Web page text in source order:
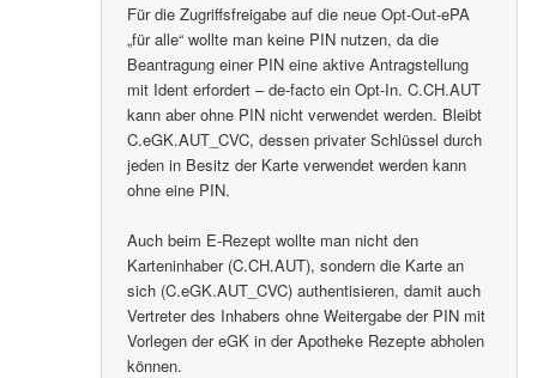
Für die Zugriffsfreigabe auf die neue Opt-Out-ePA
„für alle“ wollte man keine PIN nutzen, da die
Beantragung einer PIN eine aktive Antragstellung
mit Ident erfordert – de-facto ein Opt-In. C.CH.AUT
kann aber ohne PIN nicht verwendet werden. Bleibt
C.eGK.AUT_CVC, dessen privater Schlüssel durch
jeden in Besitz der Karte verwendet werden kann
ohne eine PIN.
Auch beim E-Rezept wollte man nicht den
Karteninhaber (C.CH.AUT), sondern die Karte an
sich (C.eGK.AUT_CVC) authentisieren, damit auch
Vertreter des Inhabers ohne Weitergabe der PIN mit
Vorlegen der eGK in der Apotheke Rezepte abholen
können.